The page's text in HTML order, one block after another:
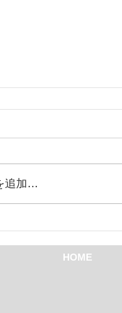
ュー_0430
追加…
HOME